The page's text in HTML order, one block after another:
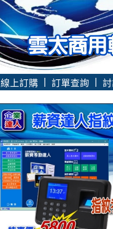
線上訂購 訂單查詢